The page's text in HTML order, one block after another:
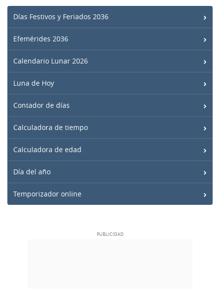
Días Festivos y Feriados 2036
Efemérides 2036
Calendario Lunar 2026
Luna de Hoy
Contador de días
Calculadora de tiempo
Calculadora de edad
Día del año
Temporizador online